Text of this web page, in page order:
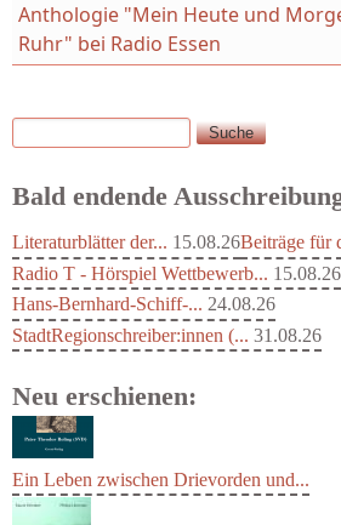
Anthologie "Mein Heute und
Ruhr" bei Radio Essen
Suchformular
Suche
Bald endende
Literaturblätter der... 15.08.26Beiträge für
Radio T - Hörspiel Wettbewerb... 15.08.26
Hans-Bernhard-Schiff-... 24.08.26
StadtRegionschreiber:innen (... 31.08.26
Neu erschienen:
Ein Leben zwischen Drievorden und...